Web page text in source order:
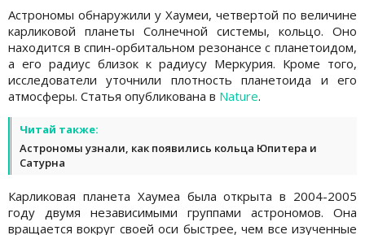
Астрономы обнаружили у Хаумеи, четвертой по величине
карликовой планеты Солнечной системы, кольцо. Оно
находится в спин-орбитальном резонансе с планетоидом,
а его радиус близок к радиусу Меркурия. Кроме того,
исследователи уточнили плотность планетоида и его
атмосферы. Статья опубликована в Nature.
Читай также:
Астрономы узнали, как появились кольца Юпитера и
Сатурна
Карликовая планета Хаумеа была открыта в 2004-2005
году двумя независимыми группами астрономов. Она
вращается вокруг своей оси быстрее, чем все изученные